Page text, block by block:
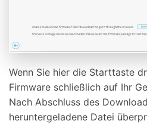
Wenn Sie hier die Starttaste
Firmware schließlich auf Ihr
Nach Abschluss des
heruntergeladene Datei